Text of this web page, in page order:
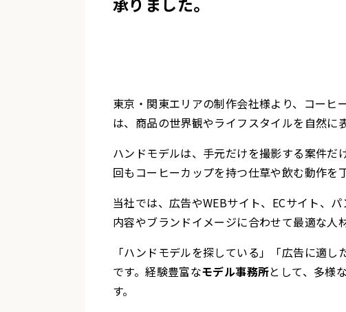
東京・関東エリアの制作会社様より、コーヒ
は、商品の世界観やライフスタイルを自然に
ハンドモデルは、手元だけを撮影する案件だ
回もコーヒーカップを持つ仕草や飲む動作を
当社では、広告やWEBサイト、ECサイト、
内容やブランドイメージに合わせて最適な人
「ハンドモデルを探している」「広告に適
です。経験豊富なモデル事務所として、多様
す。